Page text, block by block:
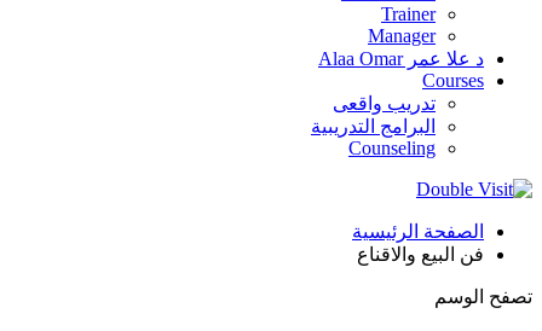
Trainer
Manager
د علا عمر Alaa Omar
Courses
تدريب واقعى
البرامج التدريبية
Counseling
الصفحة الرئيسية
فن البيع والاقناع
تصفح الوسم